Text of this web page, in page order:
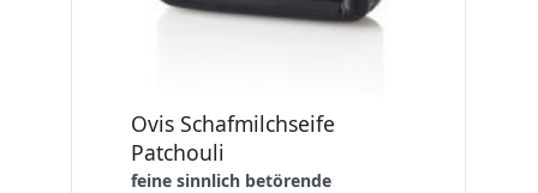
Ovis Schafmilchseife
Patchouli
feine sinnlich betörende